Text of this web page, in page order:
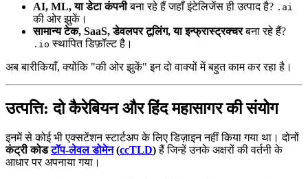
AI, ML, या डेटा कंपनीबना रहे हैं जहाँ इंटेलिजेंस ही उत्पाद है? .ai
की ओर झुकें।
सामान्य टेक, SaaS, डेवलपर टूलिंग, या इन्फ्रास्ट्रक्चरबना रहे हैं?
.io स्थापित डिफ़ॉल्ट है।
अब बारीकियाँ, क्योंकि "की ओर झुकें" इन दो वाक्यों में बहुत काम कर रहा है।
उत्पत्ति: दो कैरेबियन और हिंद महासागर की संयोग
इनमें से कोई भी एक्सटेंशन स्टार्टअप के लिए डिज़ाइन नहीं किया गया था। दोनों
कंट्री कोडटॉप-लेवल डोमेन(ccTLD)हैं जिन्हें उनके अक्षरों की वर्तनी के
आधार पर अपनाया गया।